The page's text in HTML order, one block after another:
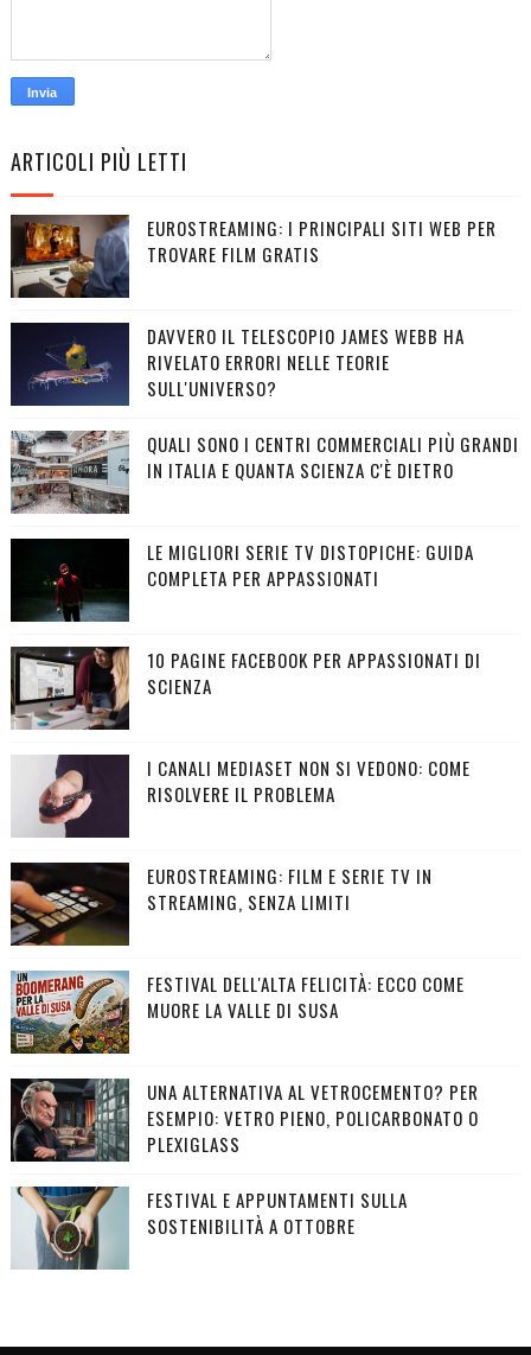
ARTICOLI PIÙ LETTI
EUROSTREAMING: I PRINCIPALI SITI WEB PER
TROVARE FILM GRATIS
DAVVERO IL TELESCOPIO JAMES WEBB HA
RIVELATO ERRORI NELLE TEORIE
SULL'UNIVERSO?
QUALI SONO I CENTRI COMMERCIALI PIÙ GRANDI
IN ITALIA E QUANTA SCIENZA C'È DIETRO
LE MIGLIORI SERIE TV DISTOPICHE: GUIDA
COMPLETA PER APPASSIONATI
10 PAGINE FACEBOOK PER APPASSIONATI DI
SCIENZA
I CANALI MEDIASET NON SI VEDONO: COME
RISOLVERE IL PROBLEMA
EUROSTREAMING: FILM E SERIE TV IN
STREAMING, SENZA LIMITI
FESTIVAL DELL'ALTA FELICITÀ: ECCO COME
MUORE LA VALLE DI SUSA
UNA ALTERNATIVA AL VETROCEMENTO? PER
ESEMPIO: VETRO PIENO, POLICARBONATO O
PLEXIGLASS
FESTIVAL E APPUNTAMENTI SULLA
SOSTENIBILITÀ A OTTOBRE